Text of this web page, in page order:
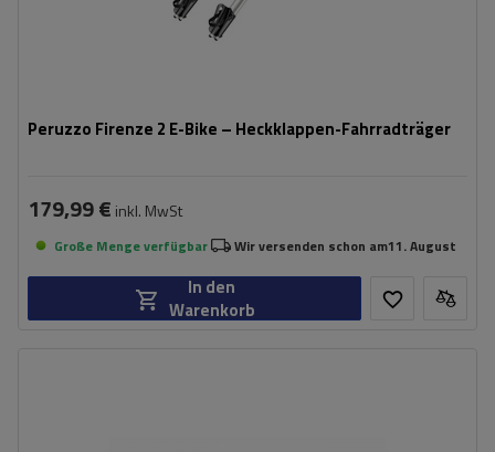
Peruzzo Firenze 2 E-Bike – Heckklappen-Fahrradträger
179,99 € inkl. MwSt
Große Menge verfügbar Wir versenden schon am11. August
In den
Warenkorb